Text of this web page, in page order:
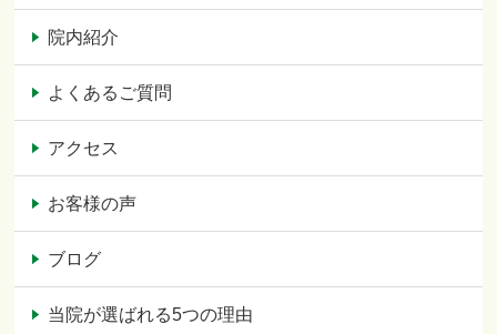
院内紹介
よくあるご質問
アクセス
お客様の声
ブログ
当院が選ばれる5つの理由